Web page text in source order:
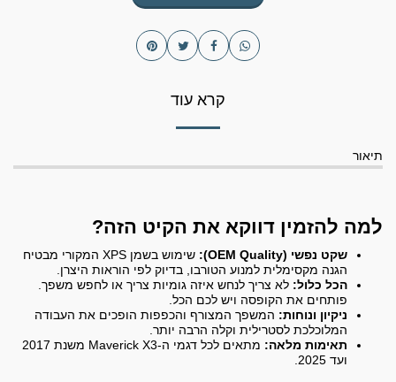
קרא עוד
תיאור
למה להזמין דווקא את הקיט הזה?
שקט נפשי (OEM Quality):
שימוש בשמן XPS המקורי מבטיח
הגנה מקסימלית למנוע הטורבו, בדיוק לפי הוראות היצרן.
הכל כלול:לא צריך לנחש איזה גומיות צריך או לחפש משפך.
פותחים את הקופסה ויש לכם הכל.
ניקיון ונוחות:המשפך המצורף והכפפות הופכים את העבודה
המלוכלכת לסטרילית וקלה הרבה יותר.
תאימות מלאה:
מתאים לכל דגמי ה-Maverick X3 משנת 2017
ועד 2025.